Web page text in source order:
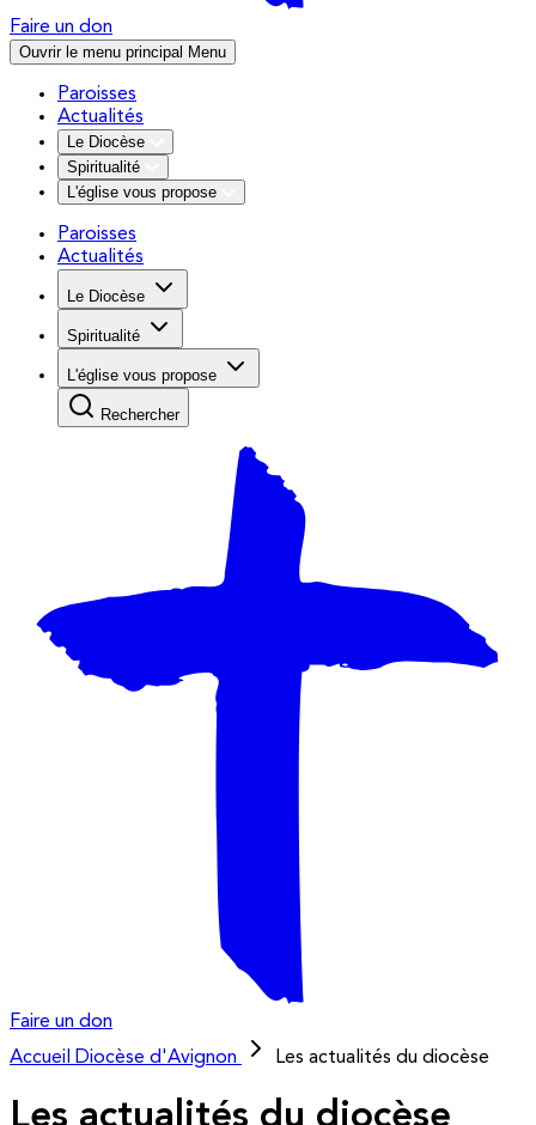
Faire un don
Ouvrir le menu principal Menu
Paroisses
Actualités
Le Diocèse
Spiritualité
L'église vous propose
Paroisses
Actualités
Le Diocèse
Spiritualité
L'église vous propose
Rechercher
Faire un don
Accueil
Diocèse d'Avignon Les actualités du diocèse